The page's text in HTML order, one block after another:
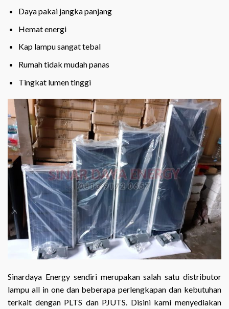
Daya pakai jangka panjang
Hemat energi
Kap lampu sangat tebal
Rumah tidak mudah panas
Tingkat lumen tinggi
Sinardaya Energy sendiri merupakan salah satu distributor
lampu all in one dan beberapa perlengkapan dan kebutuhan
terkait dengan PLTS dan PJUTS. Disini kami menyediakan